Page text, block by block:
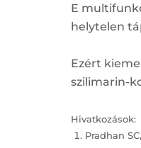
E
helytelen
Ezért
szilimarin-
Hivatkozások:
Pradhan